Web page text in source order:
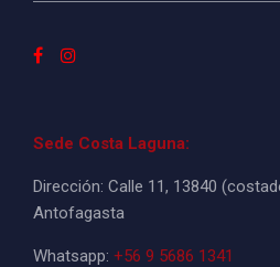
Sede Costa Laguna:
Dirección: Calle 11, 13840
Antofagasta
Whatsapp: +56 9 5686 1341